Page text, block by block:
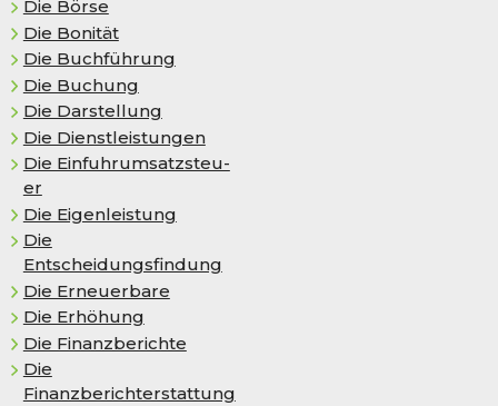
Die Börse
Die Bo­ni­tät
Die Buchführung
Die Buchung
Die Darstellung
Die Dienstleistungen
Die Ein­fuhr­um­satz­steu­
er
Die Ei­gen­leis­tung
Die
Entscheidungsfindung
Die Erneuerbare
Die Er­hö­hung
Die Finanzberichte
Die
Finanzberichterstattung